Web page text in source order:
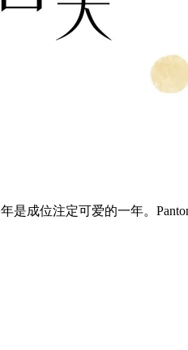
成位注定可爱的一年。